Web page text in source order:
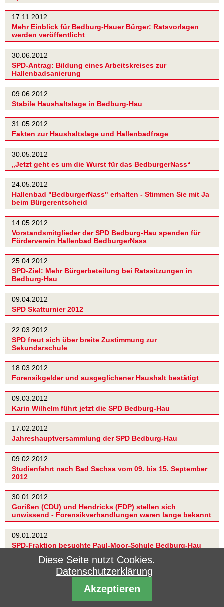
17.11.2012
Mehr Einblick für Bedburg-Hauer Bürger: Ratsvorlagen
werden veröffentlicht
30.06.2012
SPD-Antrag: Bildung eines Arbeitskreises zur
Hallenbadsanierung
09.06.2012
Stabile Haushaltslage in Bedburg-Hau
31.05.2012
Fakten zur Haushaltslage und Hallenbadfrage
30.05.2012
„Jetzt geht es um die Wurst für das BedburgerNass“
24.05.2012
Hallenbad "BedburgerNass" erhalten - Stimmen Sie mit Ja
beim Bürgerentscheid
14.05.2012
Vorstandsmitglieder der SPD Bedburg-Hau spenden für
Förderverein Hallenbad BedburgerNass
25.04.2012
SPD-Ziel: Mehr Bürgerbeteilung bei Ratssitzungen in
Bedburg-Hau
09.04.2012
SPD Skatturnier 2012
22.03.2012
SPD freut sich über breite Zustimmung zur
Sekundarschule
18.03.2012
Forensikgelder und ausgeglichener Haushalt bestätigt
09.03.2012
Karin Wilhelm führt jetzt die SPD Bedburg-Hau
17.02.2012
Jahreshauptversammlung der SPD Bedburg-Hau
09.02.2012
Studienfahrt nach Bad Sachsa vom 09. bis 15. September
2012
30.01.2012
Gorißen (CDU) und Hendricks (FDP) stellen sich
unwissend - Forensikverhandlungen waren lange bekannt
09.01.2012
SPD-Fraktion besuchte Paul-Moor-Schule Bedburg-Hau
28.11.2011
SPD Bedburg-Hau bekräftigt: Hallenbad erhalten
Diese Seite nutzt Cookies.
Datenschutzerklärung
Akzeptieren